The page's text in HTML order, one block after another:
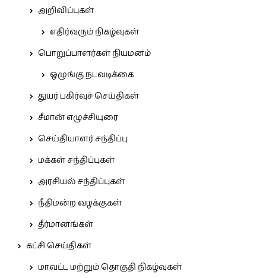
அறிவிப்புகள்
எதிர்வரும் நிகழ்வுகள்
பொறுப்பாளர்கள் நியமனம்
ஒழுங்கு நடவடிக்கை
துயர் பகிர்வுச் செய்திகள்
சீமான் எழுச்சியுரை
செய்தியாளர் சந்திப்பு
மக்கள் சந்திப்புகள்
அரசியல் சந்திப்புகள்
நீதிமன்ற வழக்குகள்
தீர்மானங்கள்
கட்சி செய்திகள்
மாவட்ட மற்றும் தொகுதி நிகழ்வுகள்